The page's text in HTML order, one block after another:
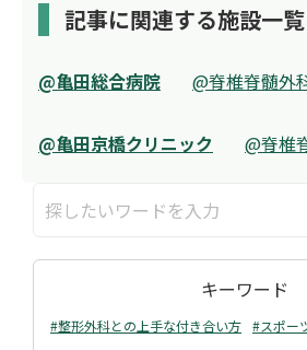
記事に関連する施設一覧
@亀田総合病院 @脊椎脊髄外
@亀田京橋クリニック @脊椎
キーワード
#整形外科との上手な付き合い方 #スポー